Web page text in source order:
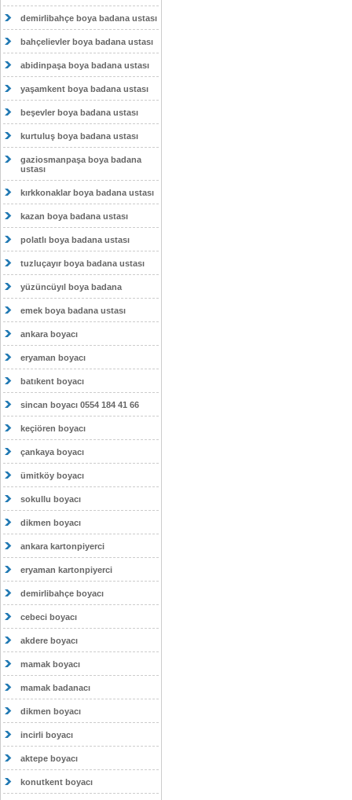
demirlibahçe boya badana ustası
bahçelievler boya badana ustası
abidinpaşa boya badana ustası
yaşamkent boya badana ustası
beşevler boya badana ustası
kurtuluş boya badana ustası
gaziosmanpaşa boya badana
ustası
kırkkonaklar boya badana ustası
kazan boya badana ustası
polatlı boya badana ustası
tuzluçayır boya badana ustası
yüzüncüyıl boya badana
emek boya badana ustası
ankara boyacı
eryaman boyacı
batıkent boyacı
sincan boyacı 0554 184 41 66
keçiören boyacı
çankaya boyacı
ümitköy boyacı
sokullu boyacı
dikmen boyacı
ankara kartonpiyerci
eryaman kartonpiyerci
demirlibahçe boyacı
cebeci boyacı
akdere boyacı
mamak boyacı
mamak badanacı
dikmen boyacı
incirli boyacı
aktepe boyacı
konutkent boyacı